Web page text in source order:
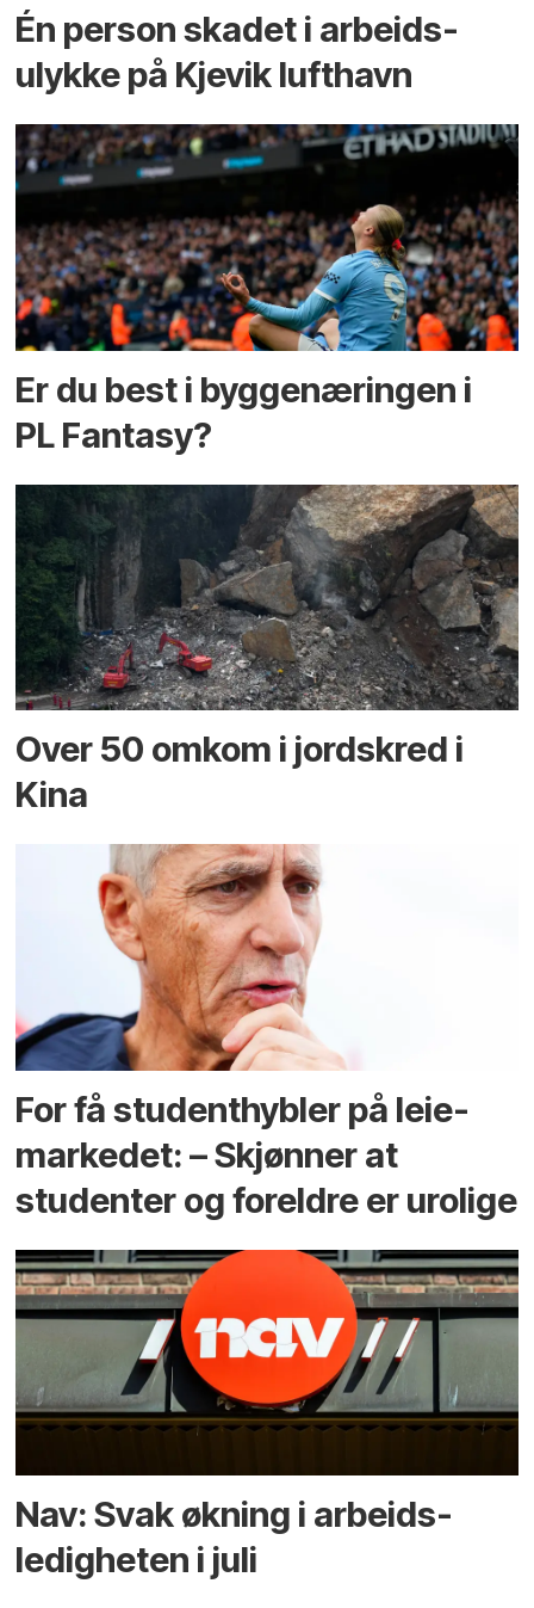
Én person skadet i arbeids­
ulykke på Kjevik lufthavn
Er du best i bygge­næringen i
PL Fantasy?
Over 50 omkom i jord­skred i
Kina
For få student­hybler på leie­
markedet: – Skjønner at
studenter og foreldre er urolige
Nav: Svak økning i arbeids­
ledigheten i juli